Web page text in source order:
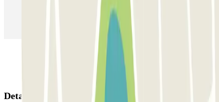
Parking en Aeropuerto Madrid Barajas
Parking en Sants - Estación de Barcelona
Detalles de la reserva